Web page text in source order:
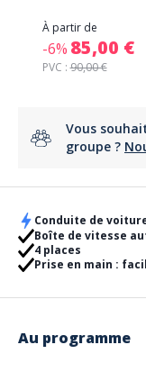
À partir de
-6% 85,00 €
PVC :90,00 €
Vous
groupe ?
Conduite de
Boîte de vitesse
4 places
Prise en main :
Au programme